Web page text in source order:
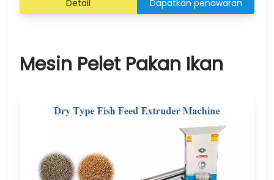
Detail Dapatkan penawaran
Mesin Pelet Pakan Ikan